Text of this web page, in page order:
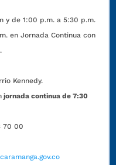
de 1:00 p.m. a 5:30 p.m.
Jornada Continua con
Kennedy.
jornada continua de 7:30
70 00